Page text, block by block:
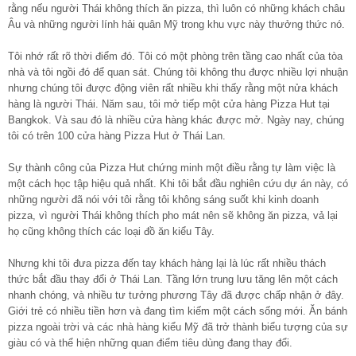
rằng nếu người Thái không thích ăn pizza, thì luôn có những khách châu
Âu và những người lính hải quân Mỹ trong khu vực này thưởng thức nó.
Tôi nhớ rất rõ thời điểm đó. Tôi có một phòng trên tầng cao nhất của tòa
nhà và tôi ngồi đó để quan sát. Chúng tôi không thu được nhiều lợi nhuận
nhưng chúng tôi được động viên rất nhiều khi thấy rằng một nửa khách
hàng là người Thái. Năm sau, tôi mở tiếp một cửa hàng Pizza Hut tại
Bangkok. Và sau đó là nhiều cửa hàng khác được mở. Ngày nay, chúng
tôi có trên 100 cửa hàng Pizza Hut ở Thái Lan.
Sự thành công của Pizza Hut chứng minh một điều rằng tự làm việc là
một cách học tập hiệu quả nhất. Khi tôi bắt đầu nghiên cứu dự án này, có
những người đã nói với tôi rằng tôi không sáng suốt khi kinh doanh
pizza, vì người Thái không thích pho mát nên sẽ không ăn pizza, vả lại
họ cũng không thích các loại đồ ăn kiểu Tây.
Nhưng khi tôi đưa pizza đến tay khách hàng lại là lúc rất nhiều thách
thức bắt đầu thay đổi ở Thái Lan. Tầng lớn trung lưu tăng lên một cách
nhanh chóng, và nhiều tư tưởng phương Tây đã được chấp nhận ở đây.
Giới trẻ có nhiều tiền hơn và đang tìm kiếm một cách sống mới. Ăn bánh
pizza ngoài trời và các nhà hàng kiểu Mỹ đã trở thành biểu tượng của sự
giàu có và thể hiện những quan điểm tiêu dùng đang thay đổi.